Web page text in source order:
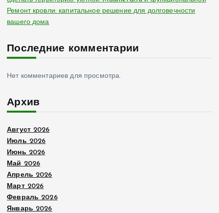
Ремонт кровли: капитальное решение для долговечности
вашего дома
Последние комментарии
Нет комментариев для просмотра.
Архив
Август 2026
Июль 2026
Июнь 2026
Май 2026
Апрель 2026
Март 2026
Февраль 2026
Январь 2026